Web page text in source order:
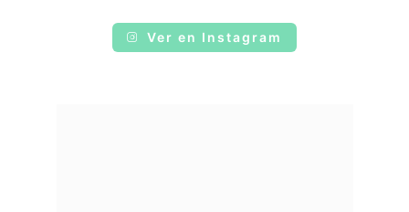
Ver en Instagram